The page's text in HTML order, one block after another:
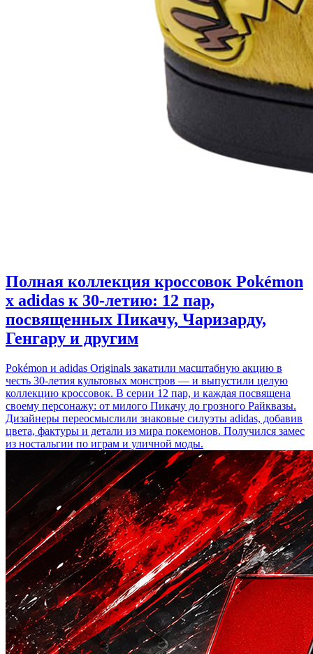
Полная коллекция кроссовок Pokémon
x adidas к 30-летию: 12 пар,
посвященных Пикачу, Чаризарду,
Генгару и другим
Pokémon и adidas Originals закатили масштабную акцию в
честь 30-летия культовых монстров — и выпустили целую
коллекцию кроссовок. В серии 12 пар, и каждая посвящена
своему персонажу: от милого Пикачу до грозного Райквазы.
Дизайнеры переосмыслили знаковые силуэты adidas, добавив
цвета, фактуры и детали из мира покемонов. Получился замес
из ностальгии по играм и уличной моды.